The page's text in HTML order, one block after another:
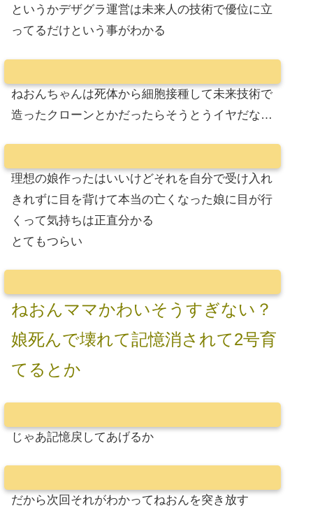
というかデザグラ運営は未来人の技術で優位に立
ってるだけという事がわかる
ねおんちゃんは死体から細胞接種して未来技術で
造ったクローンとかだったらそうとうイヤだな…
理想の娘作ったはいいけどそれを自分で受け入れ
きれずに目を背けて本当の亡くなった娘に目が行
くって気持ちは正直分かる
とてもつらい
ねおんママかわいそうすぎない？
娘死んで壊れて記憶消されて2号育
てるとか
じゃあ記憶戻してあげるか
だから次回それがわかってねおんを突き放す